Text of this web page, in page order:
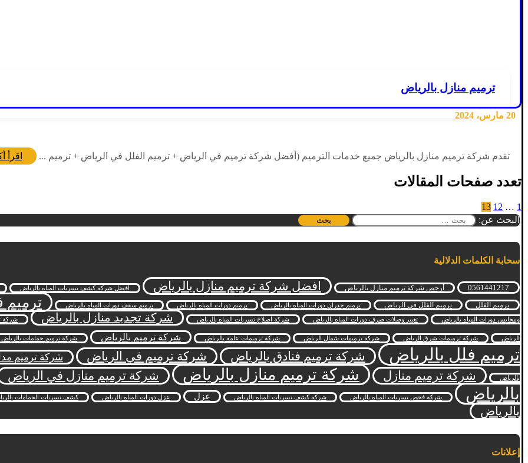
ترميم منازل بالرياض
20 مارس، 2024
تقدم شركة ترميم منازل بالرياض جميع خدمات الترميم (أفضل شركة ترميم في الرياض + ترميم الفلل في الرياض + ترميم ... اقرأ
تعدد صفحات المقالات
1
…
12
13
البحث عن:
سحابة الكلمات الدلالية
0561441217 أرخص شركة ترميم منازل بالرياض افضل شركة ترميم منازل بالرياض افضل شركة كشف تسربات المياه بالرياض
ترميم الفلل ترميم الفلل في الرياض ترميم جدران دورات المياه بالرياض ترميم دورات المياه بالرياض ترميم سقف دورات المياه بالرياض ترميم
ومحابس دورات المياه بالرياض تغيير وصلات صرف دورات المياه بالرياض شركة اصلاح تسربات المياه بالرياض شركة تجديد منازل بالرياض شركة
الرياض شركة ترميمات شرق الرياض شركة ترميمات شمال الرياض شركة ترميمات عامة بالرياض شركة ترميم بالرياض شركة ترميم حمامات بالرياض
ترميم فلل بالرياض شركة ترميم فنادق بالرياض شركة ترميم في الرياض شركة ترميم
بالرياض شركة ترميم منازل شركة ترميم منازل بالرياض شركة ترميم منازل في الرياض
بالرياض شركة فحص تسربات المياه بالرياض شركة كشف تسربات المياه بالرياض عزل عزل دورات المياه بالرياض كشف تسربات الحمامات
بالرياض
إعلانات